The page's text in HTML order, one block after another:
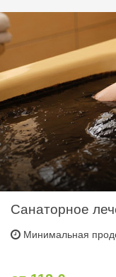
Санаторное
Минимальная